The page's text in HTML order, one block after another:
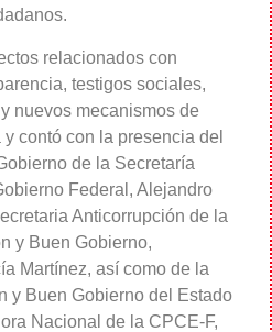
relacionados con
testigos sociales,
nuevos mecanismos de
contó con la presencia del
de la Secretaría
Federal, Alejandro
Anticorrupción de la
y Buen Gobierno,
Martínez, así como de la
y Buen Gobierno del Estado
Nacional de la CPCE-F,